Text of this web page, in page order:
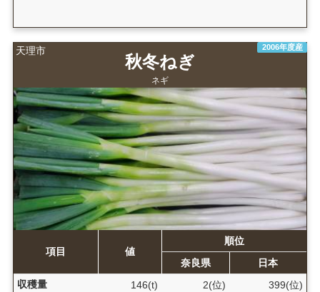
天理市 2006年度産
秋冬ねぎ
ネギ
項目 値
順位
奈良県
日本
収穫量
146(t) 2(位)
399(位)